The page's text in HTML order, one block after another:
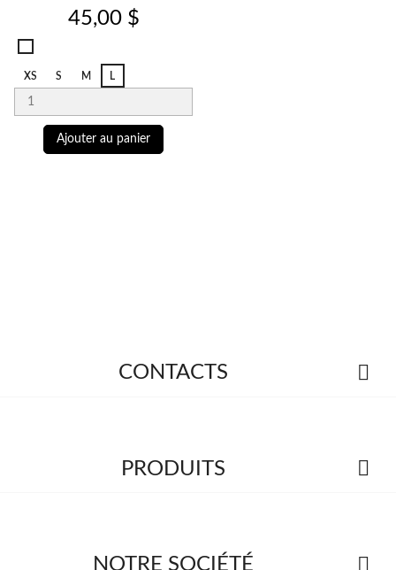
Prix
45,00 $
XS
S M L
Ajouter au panier
CONTACTS 
PRODUITS 
NOTRE SOCIÉTÉ 